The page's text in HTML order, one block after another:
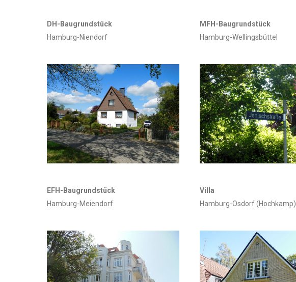
DH-Baugrundstück
Hamburg-Niendorf
MFH-Baugrundstück
Hamburg-Wellingsbüttel
EFH-Baugrundstück
Hamburg-Meiendorf
Villa
Hamburg-Osdorf (Hochkamp)